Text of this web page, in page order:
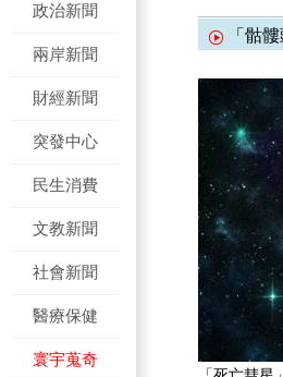
政治新聞
兩岸新聞
財經新聞
突發中心
民生消費
文教新聞
社會新聞
醫療保健
寰宇蒐奇
「骷